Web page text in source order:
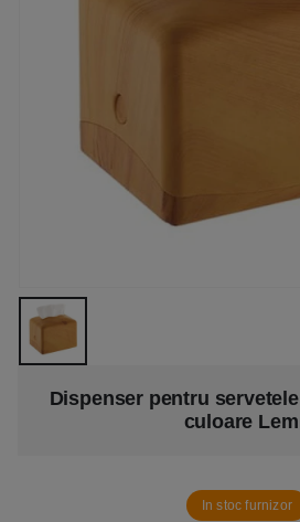
Dispenser pentru
culoare
In stoc furnizor